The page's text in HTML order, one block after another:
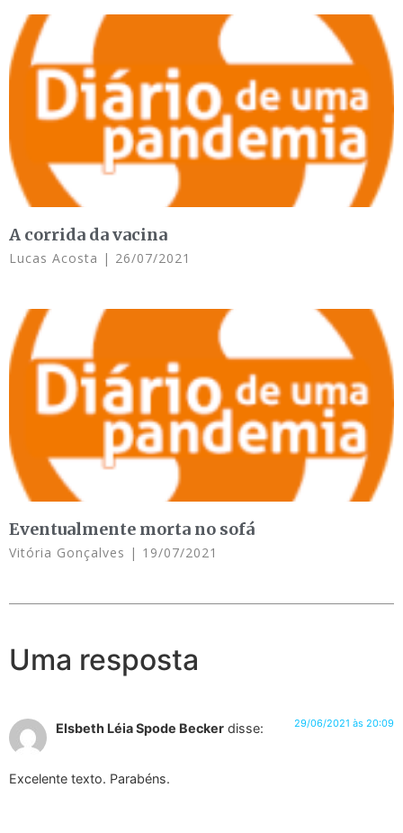
A corrida da vacina
Lucas Acosta 26/07/2021
Eventualmente morta no sofá
Vitória Gonçalves 19/07/2021
Uma resposta
Elsbeth Léia Spode Becker disse: 29/06/2021 às 20:09
Excelente texto. Parabéns.